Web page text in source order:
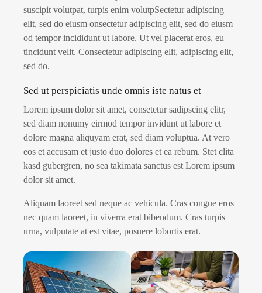
suscipit volutpat, turpis enim volutpSectetur adipiscing
elit, sed do eiusm onsectetur adipiscing elit, sed do eiusm
od tempor incididunt ut labore. Ut vel placerat eros, eu
tincidunt velit. Consectetur adipiscing elit, adipiscing elit,
sed do.
Sed ut perspiciatis unde omnis iste natus et
Lorem ipsum dolor sit amet, consetetur sadipscing elitr,
sed diam nonumy eirmod tempor invidunt ut labore et
dolore magna aliquyam erat, sed diam voluptua. At vero
eos et accusam et justo duo dolores et ea rebum. Stet clita
kasd gubergren, no sea takimata sanctus est Lorem ipsum
dolor sit amet.
Aliquam laoreet sed neque ac vehicula. Cras congue eros
nec quam laoreet, in viverra erat bibendum. Cras turpis
urna, vulputate at est vitae, posuere lobortis erat.